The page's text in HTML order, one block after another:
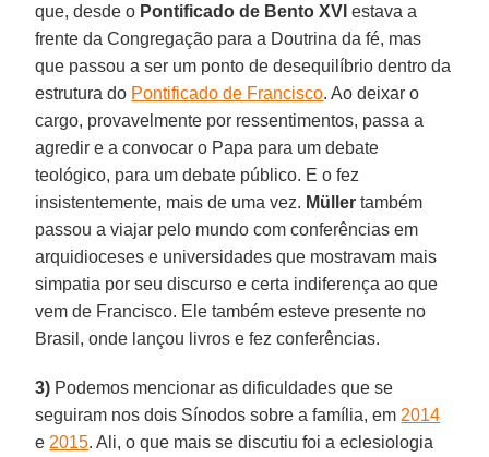
que, desde o Pontificado de Bento XVI estava a
frente da Congregação para a Doutrina da fé, mas
que passou a ser um ponto de desequilíbrio dentro da
estrutura do Pontificado de Francisco. Ao deixar o
cargo, provavelmente por ressentimentos, passa a
agredir e a convocar o Papa para um debate
teológico, para um debate público. E o fez
insistentemente, mais de uma vez. Müller também
passou a viajar pelo mundo com conferências em
arquidioceses e universidades que mostravam mais
simpatia por seu discurso e certa indiferença ao que
vem de Francisco. Ele também esteve presente no
Brasil, onde lançou livros e fez conferências.
3) Podemos mencionar as dificuldades que se
seguiram nos dois Sínodos sobre a família, em 2014
e 2015. Ali, o que mais se discutiu foi a eclesiologia